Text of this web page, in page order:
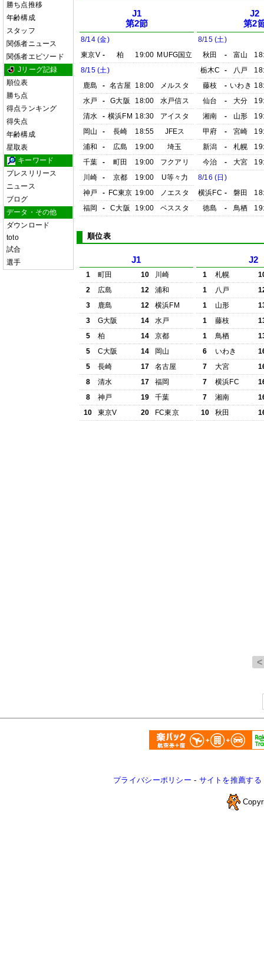
勝ち点推移
年齢構成
スタッフ
関係者ニュース
関係者エピソード
Jリーグ記録
順位表
勝ち点
得点ランキング
得失点
年齢構成
星取表
キーワード
プレスリリース
ニュース
ブログ
データ・その他
ダウンロード
toto
試合
選手
J1
第2節
8/14 (金)
東京V - 柏 19:00 MUFG国立
8/15 (土)
鹿島
- 名古屋 18:00
メルスタ
水戸
- G大阪 18:00
水戸信ス
清水
- 横浜FM 18:30
アイスタ
岡山
- 長崎 18:55
JFEス
浦和
- 広島 19:00
埼玉
千葉
- 町田 19:00
フクアリ
川崎
- 京都 19:00
U等々力
神戸
- FC東京 19:00
ノエスタ
福岡
- C大阪 19:00 ベススタ
J2
第2
8/15 (土)
秋田
- 富山
栃木C
- 八戸
藤枝
- いわき
仙台
- 大分
湘南
- 山形
甲府
- 宮崎
新潟
- 札幌
今治
- 大宮
8/16 (日)
横浜FC - 磐田
徳島
- 鳥栖
順位表
J1
1 町田 10
川崎
2
広島 12
浦和
3
鹿島 12
横浜FM
3
G大阪 14
水戸
5
柏 14
京都
5
C大阪 14
岡山
5
長崎 17
名古屋
8
清水 17
福岡
8
神戸 19
千葉
10
東京V 20 FC東京
J2
1 札幌
1
八戸
1
山形
1
藤枝
1
鳥栖
6
いわき
7
大宮
7
横浜FC
7
湘南
10
秋田
プライバシーポリシー - サイトを推薦する